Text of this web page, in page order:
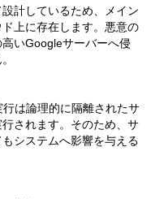
計しているため、メイン
上に存在します。悪意の
いGoogleサーバーへ侵
は論理的に隔離されたサ
されます。そのため、サ
システムへ影響を与える